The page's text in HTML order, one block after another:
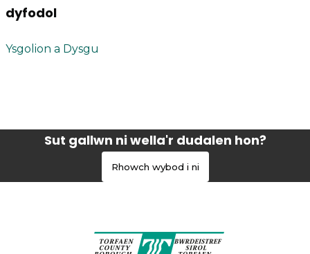
dyfodol
Ysgolion a Dysgu
Sut gallwn ni wella'r dudalen hon?
Rhowch wybod i ni